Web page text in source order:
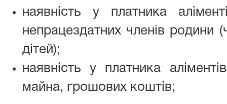
наявність у платника
непрацездатних членів родини
дітей);
наявність у платника
майна, грошових коштів;